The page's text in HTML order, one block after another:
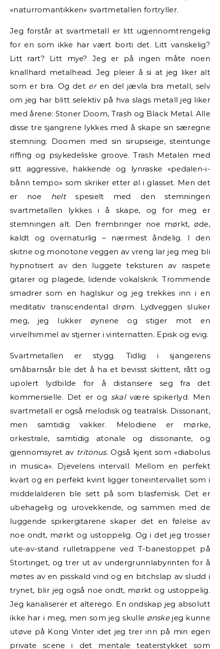
«naturromantikken» svartmetallen fortryller.
Jeg forstår at svartmetall er litt ugjennomtrengelig
for en som ikke har vært borti det. Litt vanskelig?
Litt rart? Litt mye? Jeg er på ingen måte noen
knallhard metalhead. Jeg pleier å si at jeg liker alt
som er bra. Og det er en del jævla bra metall, selv
om jeg har blitt selektiv på hva slags metall jeg liker
med årene: Stoner Doom, Trash og Black Metal. Alle
disse tre sjangrene lykkes med å skape sin særegne
stemning. Doomen med sin sirupseige, steintunge
riffing og psykedeliske groove. Trash Metalen med
sitt aggressive, hakkende og lynraske «pedalen-i-
bånn tempo» som skriker etter øl i glasset. Men det
er
noe heltspesielt med den stemningen
svartmetallen lykkes i å skape, og for meg er
stemningen alt. Den frembringer noe mørkt, øde,
kaldt og overnaturlig – nærmest åndelig. I den
skitne og monotone veggen av vreng lar jeg meg bli
hypnotisert av den luggete teksturen av raspete
gitarer og plagede, lidende vokalskrik. Trommende
smadrer som en haglskur og jeg trekkes inn i en
meditativ transcendental drøm. Lydveggen sluker
meg, jeg lukker øynene og stiger mot en
virvelhimmel av stjerner i vinternatten. Episk og evig.
Svartmetallen er stygg. Tidlig i sjangerens
småbarnsår ble det å ha et bevisst skittent, rått og
upolert lydbilde for å distansere seg fra det
kommersielle. Det er og skalvære spikerlyd. Men
svartmetall er også melodisk og teatralsk. Dissonant,
men samtidig vakker. Melodiene er mørke,
orkestrale, samtidig atonale og dissonante, og
gjennomsyret av tritonus.Også kjent som «diabolus
in musica». Djevelens intervall. Mellom en perfekt
kvart og en perfekt kvint ligger toneintervallet som i
middelalderen ble sett på som blasfemisk. Det er
ubehagelig og urovekkende, og sammen med de
luggende spikergitarene skaper det en følelse av
noe ondt, mørkt og ustoppelig. Og i det jeg trosser
ute-av-stand rulletrappene ved T-banestoppet på
Stortinget, og trer ut av undergrunnlabyrinten for å
møtes av en pisskald vind og en bitchslap av sludd i
trynet, blir jeg også noe ondt, mørkt og ustoppelig.
Jeg kanaliserer et alterego. En ondskap jeg absolutt
ikke har i meg, men som jeg skulle ønskejeg kunne
utøve på Kong Vinter idet jeg trer inn på min egen
private scene i det mentale teaterstykket som